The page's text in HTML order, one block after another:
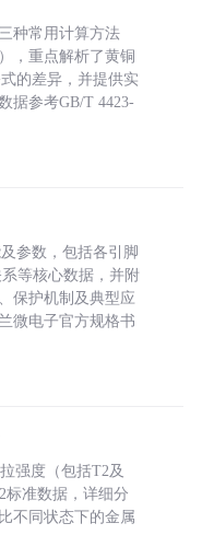
种常用计算方法
，重点解析了黄铜
的差异，并提供实
据参考GB/T 4423-
参数，包括各引脚
等核心数据，并附
保护机制及典型应
微电子官方规格书
强度（包括T2及
标准数据，详细分
不同状态下的金属